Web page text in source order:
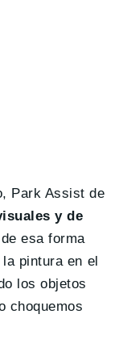
Park Assist de
y de
esa forma
pintura en el
los objetos
choquemos